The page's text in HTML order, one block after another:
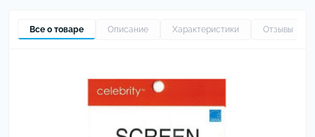
Все о товаре Описание Характеристики Отзывы